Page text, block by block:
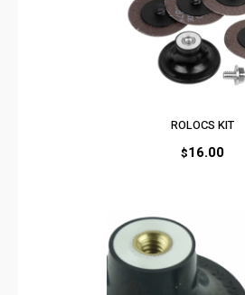
ROLOCS KIT
$16.00